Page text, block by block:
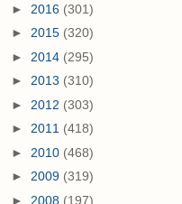
► 2016 (301)
► 2015 (320)
► 2014 (295)
► 2013 (310)
► 2012 (303)
► 2011 (418)
► 2010 (468)
► 2009 (319)
► 2008 (197)